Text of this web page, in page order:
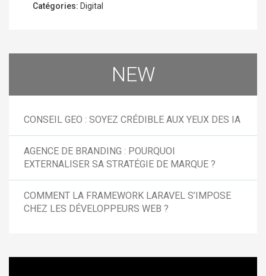
Catégories: Digital
NEW
CONSEIL GEO : SOYEZ CRÉDIBLE AUX YEUX DES IA
AGENCE DE BRANDING : POURQUOI
EXTERNALISER SA STRATÉGIE DE MARQUE ?
COMMENT LA FRAMEWORK LARAVEL S’IMPOSE
CHEZ LES DÉVELOPPEURS WEB ?